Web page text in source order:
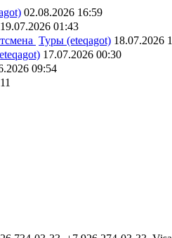
02.08.2026 16:59
19.07.2026 01:43
Туры (eteqagot) 18.07.2026
17.07.2026 00:30
09:54